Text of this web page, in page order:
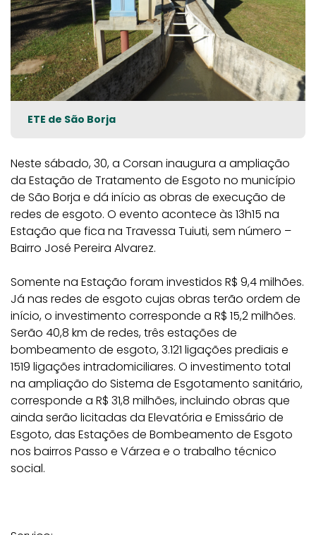
ETE de São Borja
Neste sábado, 30, a Corsan inaugura a ampliação
da Estação de Tratamento de Esgoto no município
de São Borja e dá início as obras de execução de
redes de esgoto. O evento acontece às 13h15 na
Estação que fica na Travessa Tuiuti, sem número –
Bairro José Pereira Alvarez.
Somente na Estação foram investidos R$ 9,4 milhões.
Já nas redes de esgoto cujas obras terão ordem de
início, o investimento corresponde a R$ 15,2 milhões.
Serão 40,8 km de redes, três estações de
bombeamento de esgoto, 3.121 ligações prediais e
1519 ligações intradomiciliares. O investimento total
na ampliação do Sistema de Esgotamento sanitário,
corresponde a R$ 31,8 milhões, incluindo obras que
ainda serão licitadas da Elevatória e Emissário de
Esgoto, das Estações de Bombeamento de Esgoto
nos bairros Passo e Várzea e o trabalho técnico
social.